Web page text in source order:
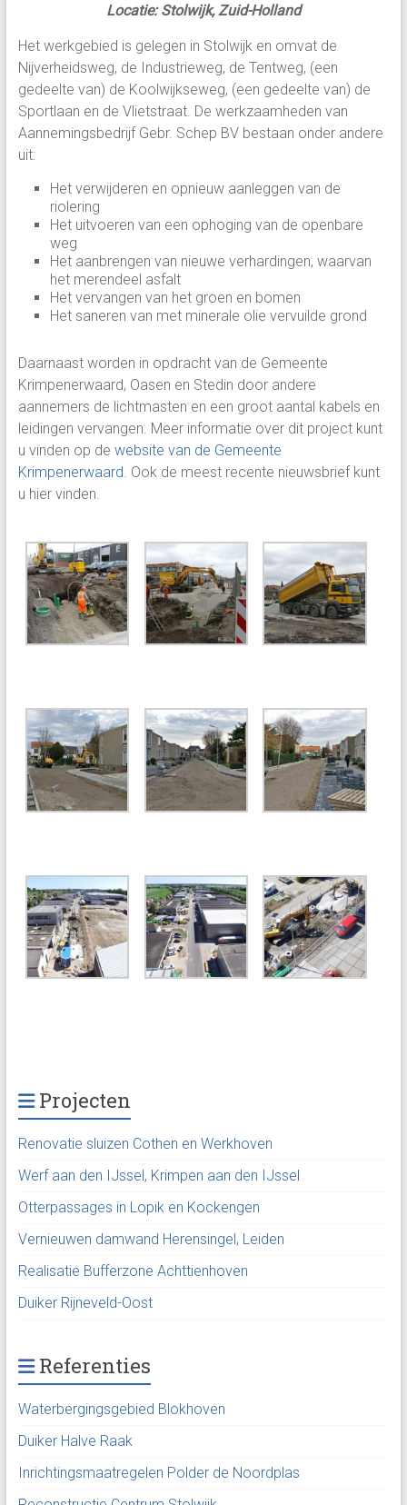
Locatie: Stolwijk, Zuid-Holland
Het werkgebied is gelegen in Stolwijk en omvat de
Nijverheidsweg, de Industrieweg, de Tentweg, (een
gedeelte van) de Koolwijkseweg, (een gedeelte van) de
Sportlaan en de Vlietstraat. De werkzaamheden van
Aannemingsbedrijf Gebr. Schep BV bestaan onder andere
uit:
Het verwijderen en opnieuw aanleggen van de
riolering
Het uitvoeren van een ophoging van de openbare
weg
Het aanbrengen van nieuwe verhardingen, waarvan
het merendeel asfalt
Het vervangen van het groen en bomen
Het saneren van met minerale olie vervuilde grond
Daarnaast worden in opdracht van de Gemeente
Krimpenerwaard, Oasen en Stedin door andere
aannemers de lichtmasten en een groot aantal kabels en
leidingen vervangen. Meer informatie over dit project kunt
u vinden op de website van de Gemeente
Krimpenerwaard. Ook de meest recente nieuwsbrief kunt
u hier vinden.
Projecten
Renovatie sluizen Cothen en Werkhoven
Werf aan den IJssel, Krimpen aan den IJssel
Otterpassages in Lopik en Kockengen
Vernieuwen damwand Herensingel, Leiden
Realisatie Bufferzone Achttienhoven
Duiker Rijneveld-Oost
Referenties
Waterbergingsgebied Blokhoven
Duiker Halve Raak
Inrichtingsmaatregelen Polder de Noordplas